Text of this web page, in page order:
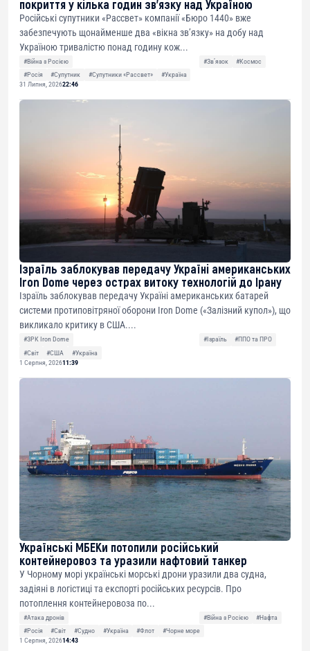
покриття у кілька годин зв’язку над Україною
Російські супутники «Рассвет» компанії «Бюро 1440» вже
забезпечують щонайменше два «вікна зв’язку» на добу над
Україною тривалістю понад годину кож...
#Війна з Росією #Звʼязок
#Космос
#Росія
#Супутник #Супутники «Рассвет»
#Україна
31 Липня, 202622:46
Ізраїль заблокував передачу Україні американських
Iron Dome через острах витоку технологій до Ірану
Ізраїль заблокував передачу Україні американських батарей
системи протиповітряної оборони Iron Dome («Залізний купол»), що
викликало критику в США....
#ЗРК Iron Dome #Ізраїль
#ППО та ПРО
#Світ
#США
#Україна
1 Серпня, 202611:39
Українські МБЕКи потопили російський
контейнеровоз та уразили нафтовий танкер
У Чорному морі українські морські дрони уразили два судна,
задіяні в логістиці та експорті російських ресурсів. Про
потоплення контейнеровоза по...
#Атака дронів #Війна з Росією
#Нафта
#Росія
#Світ #Судно #Україна #Флот
#Чорне море
1 Серпня, 202614:43